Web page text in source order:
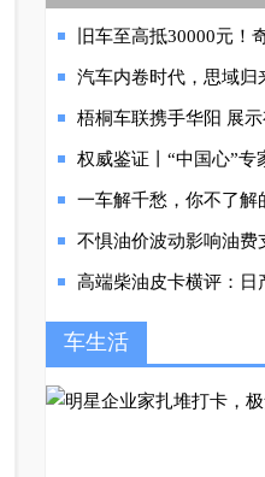
旧车至高抵30000元！奇瑞金
汽车内卷时代，思域归
梧桐车联携手华阳 展
权威鉴证丨“中国心”专家团实地体验极光湾超
一车解千愁，你不了解的赛力
不惧油价波动影响油费支出
高端柴油皮卡横评：日产Z9、长
车生活